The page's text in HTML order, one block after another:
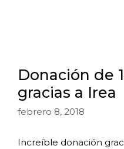
Donación de
gracias a Irea
febrero 8, 2018
Increíble donación